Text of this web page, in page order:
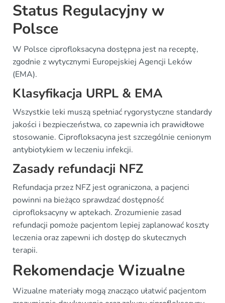
Status Regulacyjny w
Polsce
W Polsce ciprofloksacyna dostępna jest na receptę,
zgodnie z wytycznymi Europejskiej Agencji Leków
(EMA).
Klasyfikacja URPL & EMA
Wszystkie leki muszą spełniać rygorystyczne standardy
jakości i bezpieczeństwa, co zapewnia ich prawidłowe
stosowanie. Ciprofloksacyna jest szczególnie cenionym
antybiotykiem w leczeniu infekcji.
Zasady refundacji NFZ
Refundacja przez NFZ jest ograniczona, a pacjenci
powinni na bieżąco sprawdzać dostępność
ciprofloksacyny w aptekach. Zrozumienie zasad
refundacji pomoże pacjentom lepiej zaplanować koszty
leczenia oraz zapewni ich dostęp do skutecznych
terapii.
Rekomendacje Wizualne
Wizualne materiały mogą znacząco ułatwić pacjentom